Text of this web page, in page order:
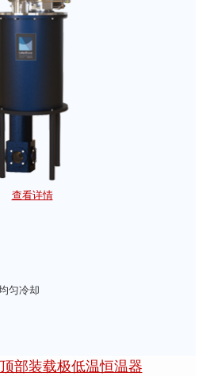
查看详情
匀冷却
部装载极低温恒温器